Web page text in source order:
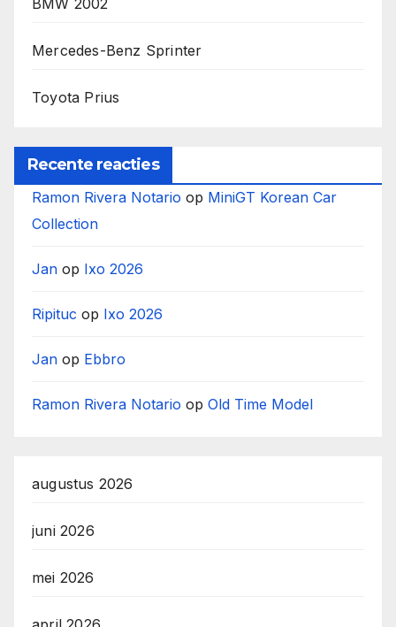
Mercedes-Benz Sprinter
Toyota Prius
Recente reacties
Ramon Rivera Notario op MiniGT Korean Car
Collection
Jan op Ixo 2026
Ripituc op Ixo 2026
Jan op Ebbro
Ramon Rivera Notario op Old Time Model
augustus 2026
juni 2026
mei 2026